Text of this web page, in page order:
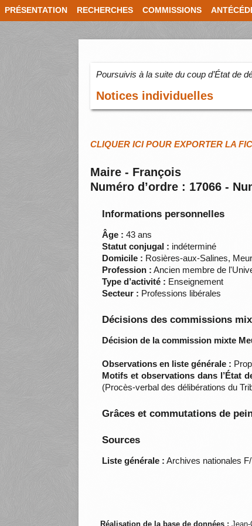
PRÉSENTATION RECHERCHES COMMISSIONS
Poursuivis à la suite du coup d’État de
Notices individuelles
CLIQUER ICI POUR EXPORTER LA
Maire - François
Numéro d’ordre : 17066 -
Informations personnelles
Âge : 43 ans
Statut conjugal : indéterminé
Domicile : Rosières-aux-Salines,
Profession : Ancien membre de
Type d’activité : Enseignement
Secteur : Professions libérales
Décisions des commissions
Décision de la commission mixte
Observations en liste générale :
Motifs et observations dans l’État
(Procès-verbal des délibérations du
Grâces et commutations de
Sources
Liste générale : Archives nationales
Réalisation de la base de données :